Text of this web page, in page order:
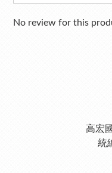
No review for this
高宏
統